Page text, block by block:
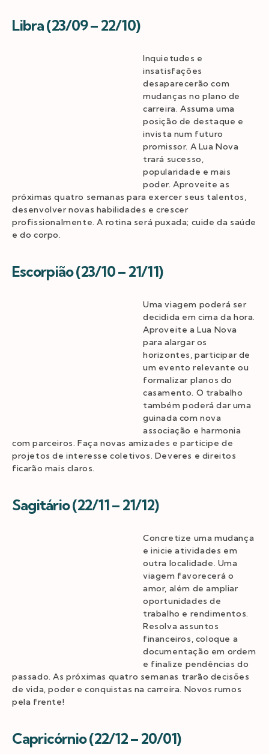
Libra (23/09 – 22/10)
Inquietudes e
insatisfações
desaparecerão com
mudanças no plano de
carreira. Assuma uma
posição de destaque e
invista num futuro
promissor. A Lua Nova
trará sucesso,
popularidade e mais
poder. Aproveite as
próximas quatro semanas para exercer seus talentos,
desenvolver novas habilidades e crescer
profissionalmente. A rotina será puxada; cuide da saúde
e do corpo.
Escorpião (23/10 – 21/11)
Uma viagem poderá ser
decidida em cima da hora.
Aproveite a Lua Nova
para alargar os
horizontes, participar de
um evento relevante ou
formalizar planos do
casamento. O trabalho
também poderá dar uma
guinada com nova
associação e harmonia
com parceiros. Faça novas amizades e participe de
projetos de interesse coletivos. Deveres e direitos
ficarão mais claros.
Sagitário (22/11 – 21/12)
Concretize uma mudança
e inicie atividades em
outra localidade. Uma
viagem favorecerá o
amor, além de ampliar
oportunidades de
trabalho e rendimentos.
Resolva assuntos
financeiros, coloque a
documentação em ordem
e finalize pendências do
passado. As próximas quatro semanas trarão decisões
de vida, poder e conquistas na carreira. Novos rumos
pela frente!
Capricórnio (22/12 – 20/01)